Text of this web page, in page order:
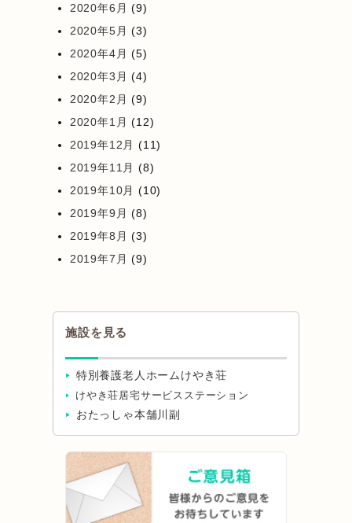
2020年6月 (9)
2020年5月 (3)
2020年4月 (5)
2020年3月 (4)
2020年2月 (9)
2020年1月 (12)
2019年12月 (11)
2019年11月 (8)
2019年10月 (10)
2019年9月 (8)
2019年8月 (3)
2019年7月 (9)
施設を見る
特別養護老人ホームけやき荘
けやき荘居宅サービスステーション
おたっしゃ本舗川副